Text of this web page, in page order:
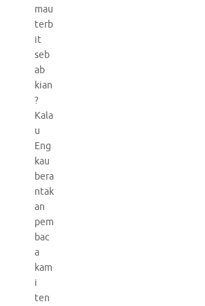
mau
terb
it
seb
ab
kian
?
Kala
u
Eng
kau
bera
ntak
an
pem
bac
a
kam
i
ten